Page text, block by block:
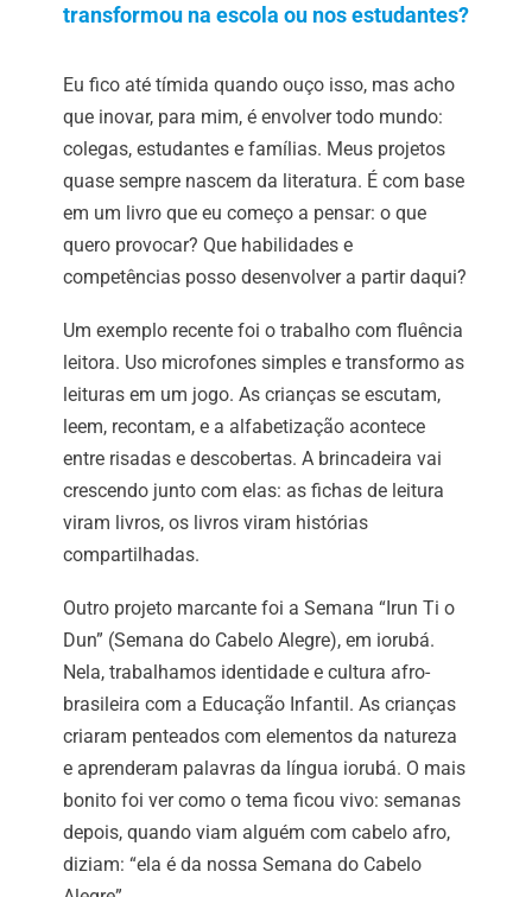
transformou na escola ou nos estudantes?
Eu fico até tímida quando ouço isso, mas acho
que inovar, para mim, é envolver todo mundo:
colegas, estudantes e famílias. Meus projetos
quase sempre nascem da literatura. É com base
em um livro que eu começo a pensar: o que
quero provocar? Que habilidades e
competências posso desenvolver a partir daqui?
Um exemplo recente foi o trabalho com fluência
leitora. Uso microfones simples e transformo as
leituras em um jogo. As crianças se escutam,
leem, recontam, e a alfabetização acontece
entre risadas e descobertas. A brincadeira vai
crescendo junto com elas: as fichas de leitura
viram livros, os livros viram histórias
compartilhadas.
Outro projeto marcante foi a Semana “Irun Ti o
Dun” (Semana do Cabelo Alegre), em iorubá.
Nela, trabalhamos identidade e cultura afro-
brasileira com a Educação Infantil. As crianças
criaram penteados com elementos da natureza
e aprenderam palavras da língua iorubá. O mais
bonito foi ver como o tema ficou vivo: semanas
depois, quando viam alguém com cabelo afro,
diziam: “ela é da nossa Semana do Cabelo